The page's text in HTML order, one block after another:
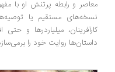
و رابطه پرتنش او با مفهوم
مستقیم یا توصیه‌های
میلیاردرها و حتی
روایت خود را برمی‌سازد و